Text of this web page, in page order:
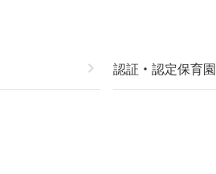
chevron_right 認証・認定保育園